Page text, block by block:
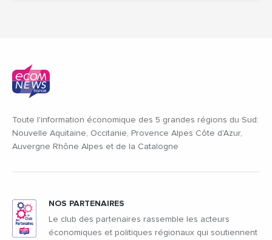
Toute l'information économique des 5 grandes régions du Sud:
Nouvelle Aquitaine, Occitanie, Provence Alpes Côte d'Azur,
Auvergne Rhône Alpes et de la Catalogne
NOS PARTENAIRES
Le club des partenaires rassemble les acteurs
économiques et politiques régionaux qui soutiennent